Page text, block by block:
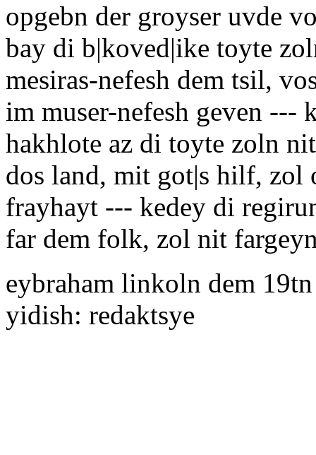
opgebn der groyser uvde
bay di b|koved|ike toyte
mesiras-nefesh dem tsil,
im muser-nefesh geven ---
hakhlote az di toyte zoln
dos land, mit got|s hilf, zol
frayhayt --- kedey di
far dem folk, zol nit
eybraham linkoln dem
yidish: redaktsye